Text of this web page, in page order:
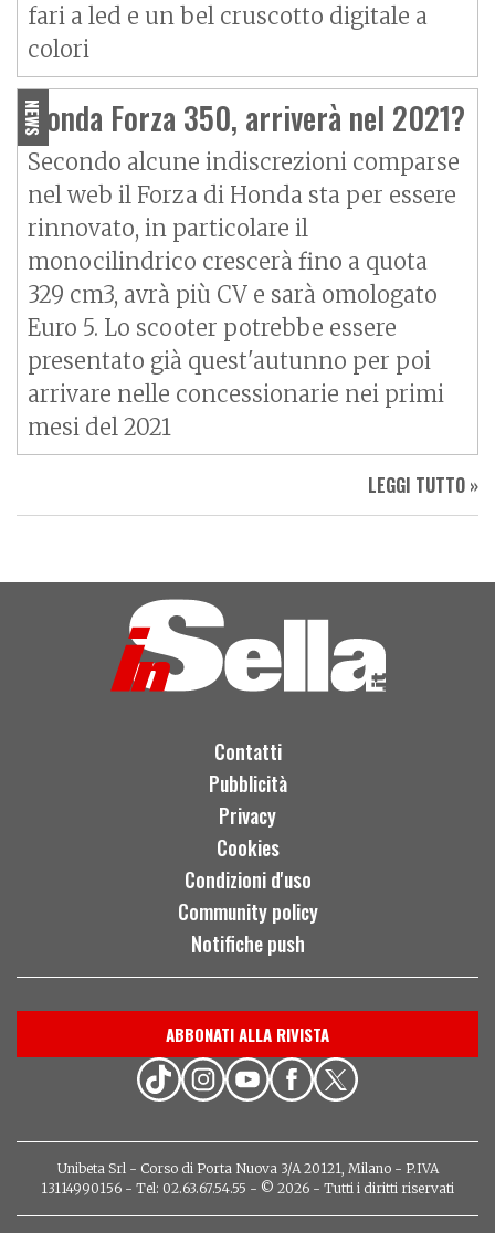
fari a led e un bel cruscotto digitale a
colori
NEWS
Honda Forza 350, arriverà nel 2021?
Secondo alcune indiscrezioni comparse
nel web il Forza di Honda sta per essere
rinnovato, in particolare il
monocilindrico crescerà fino a quota
329 cm3, avrà più CV e sarà omologato
Euro 5. Lo scooter potrebbe essere
presentato già quest'autunno per poi
arrivare nelle concessionarie nei primi
mesi del 2021
LEGGI TUTTO »
Contatti
Pubblicità
Privacy
Cookies
Condizioni d'uso
Community policy
Notifiche push
ABBONATI ALLA RIVISTA
Unibeta Srl - Corso di Porta Nuova 3/A 20121, Milano - P.IVA
13114990156 - Tel: 02.63.67.54.55 - © 2026 - Tutti i diritti riservati